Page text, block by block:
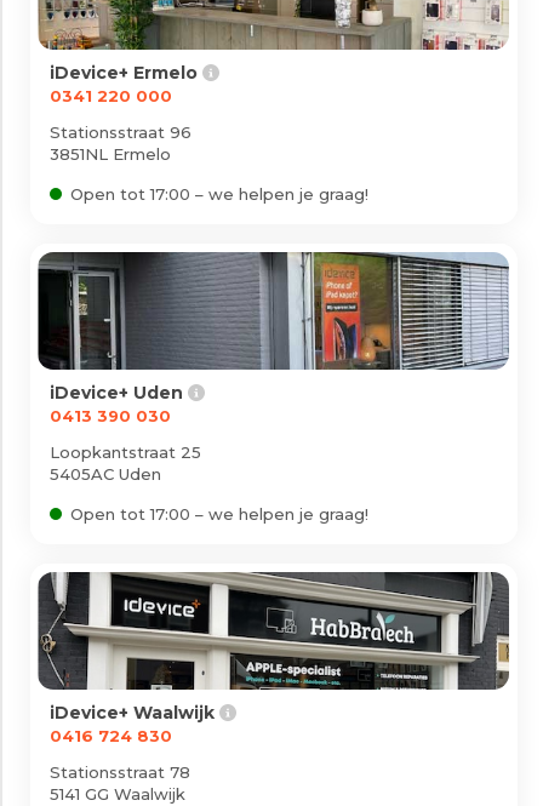
Vestigingen
Mee doen?
Nieuws
Zakelijk
Veelgestelde vragen
Mijn account
iDevice+ Ermelo
0341 220 000
Stationsstraat 96
3851NL Ermelo
Open tot 17:00 – we helpen je graag!
iDevice+ Uden
0413 390 030
Loopkantstraat 25
5405AC Uden
Open tot 17:00 – we helpen je graag!
iDevice+ Waalwijk
0416 724 830
Stationsstraat 78
5141 GG Waalwijk